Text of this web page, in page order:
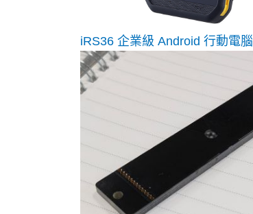
iRS36 企業級 Android 行動電腦